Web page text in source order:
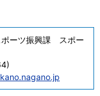
ーツ振興課 スポー